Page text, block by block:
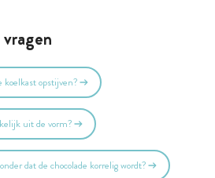
koelkast opstijven?
uit de vorm?
dat de chocolade korrelig wordt?